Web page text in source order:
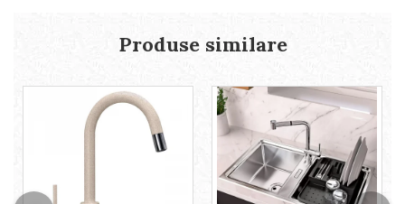
Produse similare